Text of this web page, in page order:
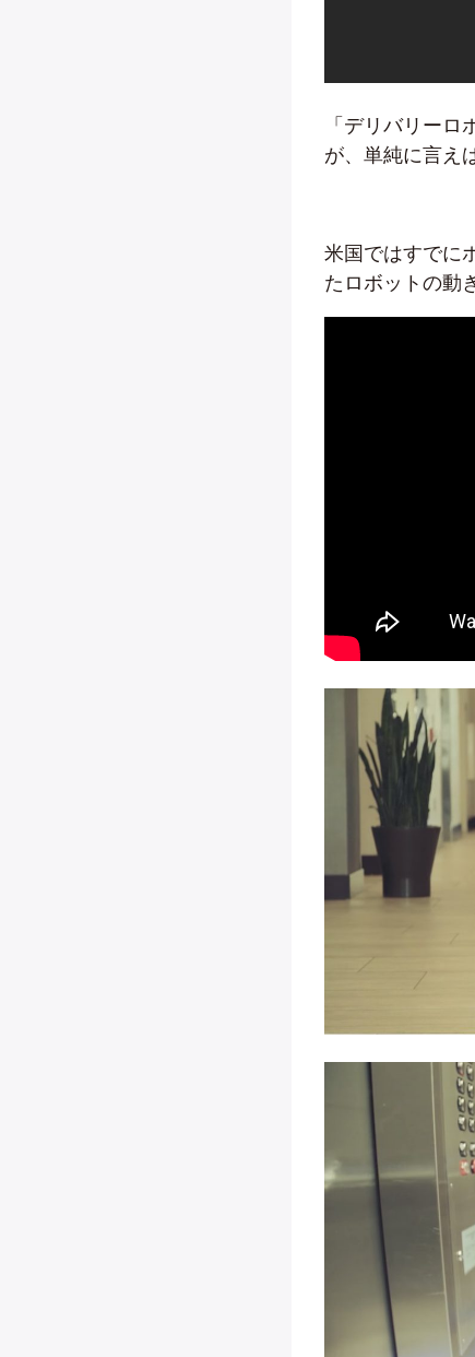
「デリバリー
が、単純に言え
米国ではすでに
たロボットの動